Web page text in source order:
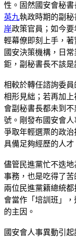
性。固然國安會秘書
英九執政時期的副秘
岸政策官員；如今
輕幕僚即刻上手，
國安決策機構，日
鉅，副秘書長不該
相較於轉任諮詢委
相形見絀；若再加
會副秘書長都未到
號。剛發布國安會
爭取年輕選票的政
具備足夠經歷的人才
儘管民進黨忙不迭
事務，也是吃得了苦
兩位民進黨籍總統
會當作「培訓班」
的主因。
國安會人事異動引